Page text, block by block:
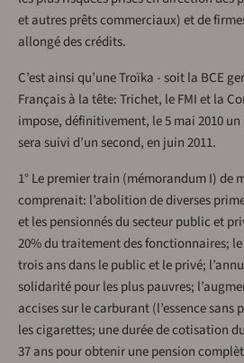
et autres prêts commerciaux) et de
allongé des crédits.
C’est ainsi qu’une Troïka - soit la BCE
Français à la tête: Trichet, le FMI et la
impose, définitivement, le 5 mai 2010
sera suivi d’un second, en juin 2011.
1° Le premier train (mémorandum I) de
comprenait: l’abolition de diverses
et les pensionnés du secteur public et
20% du traitement des fonctionnaires;
trois ans dans le public et le privé;
solidarité pour les plus pauvres;
accises sur le carburant (l’essence sans
les cigarettes; une durée de cotisation
37 ans pour obtenir une pension